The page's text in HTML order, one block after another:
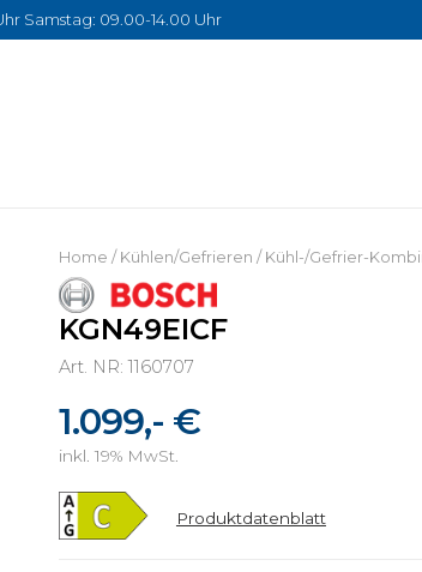
Samstag: 09.00-14.00 Uhr
Home / Kühlen/Gefrieren / Kühl-/Gefrier-
KGN49EICF
Art. NR: 1160707
1.099,- €
inkl. 19% MwSt.
Produktdatenblatt